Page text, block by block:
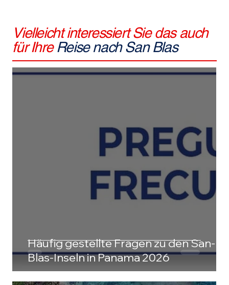
Vielleicht interessiert Sie das auch
für IhreReise nach San Blas
Häufig gestellte Fragen zu den San-
Blas-Inseln in Panama 2026